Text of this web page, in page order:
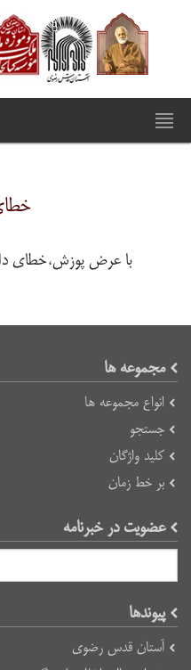
خطای
با عرض پوزش،خطای
مجموعه ها
انواع مجموعه ها
جستجو
کلید واژگان
بر خط زمان
عضویت در خبرنامه
پیوند‌ها
آستان قدس رضوی